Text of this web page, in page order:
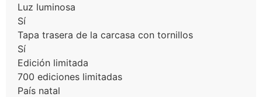
Luz luminosa
Sí
Tapa trasera de la carcasa con tornillos
Sí
Edición limitada
700 ediciones limitadas
País natal